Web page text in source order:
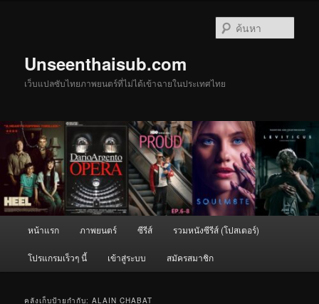
Unseenthaisub.com
เว็บแปลซับไทยภาพยนตร์ที่ไม่ได้เข้าฉายในประเทศไทย
หน้าแรก ภาพยนตร์ ซีรีส์ รวมหนังซีรีส์ (โปสเตอร์)
โปรแกรมเร็วๆ นี้ เข้าสู่ระบบ สมัครสมาชิก
คลังเก็บป้ายกำกับ:ALAIN CHABAT